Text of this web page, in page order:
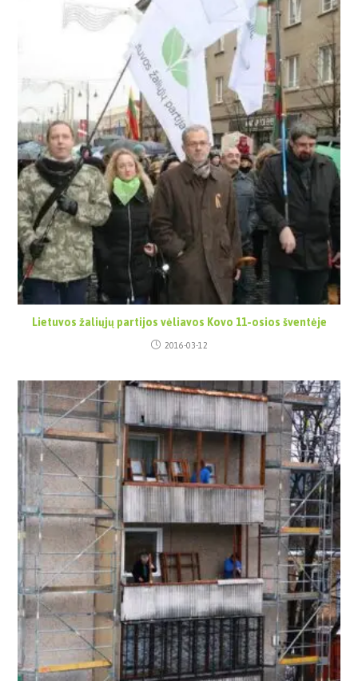
Lietuvos žaliųjų partijos vėliavos Kovo 11-osios šventėje
2016-03-12